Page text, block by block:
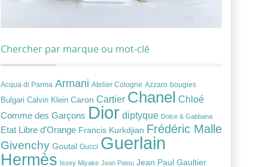
Chercher par marque ou mot-clé
Acqua di Parma Armani Atelier Cologne Azzaro bougies
Bulgari Calvin Klein Caron Cartier Chanel Chloé
Comme des Garçons Dior diptyque Dolce & Gabbana
Etat Libre d'Orange Francis Kurkdjian Frédéric Malle
Givenchy Goutal Gucci Guerlain
Hermès Issey Miyake Jean Patou Jean Paul Gaultier